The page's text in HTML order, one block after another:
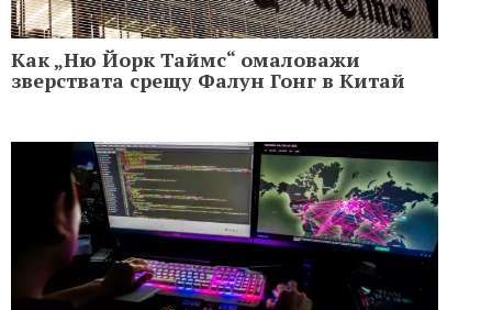
Как „Ню Йорк Таймс“ омаловажи
зверствата срещу Фалун Гонг в Китай